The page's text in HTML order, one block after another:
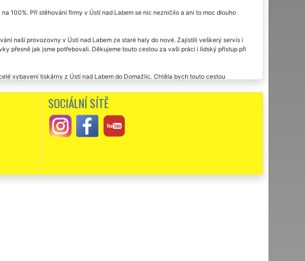
100%. Při stěhování firmy v Ústí nad Labem se nic nezničilo a ani to moc dlouho
naší provozovny v Ústí nad Labem ze staré haly do nové. Zajistili veškerý servis i
přesně jak jsme potřebovali. Děkujeme touto cestou za vaši práci i lidský přístup při
vybavení tiskárny z Ústí nad Labem do Domažlic. Chtěla bych touto cestou
SOCIÁLNÍ SÍTĚ